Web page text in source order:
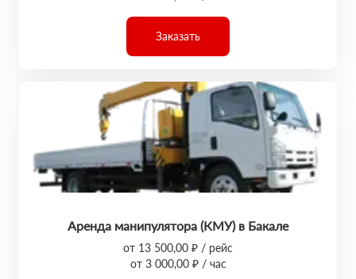
Заказать
Аренда манипулятора (КМУ) в Бакале
от 13 500,00 ₽ / рейс
от 3 000,00 ₽ / час